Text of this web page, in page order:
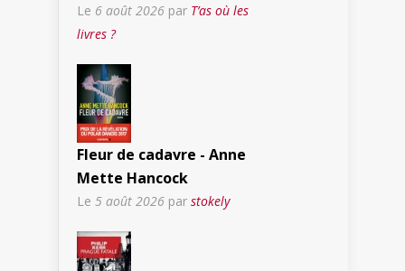
Le 6 août 2026 par T’as où les
livres ?
Fleur de cadavre - Anne
Mette Hancock
Le 5 août 2026 par stokely